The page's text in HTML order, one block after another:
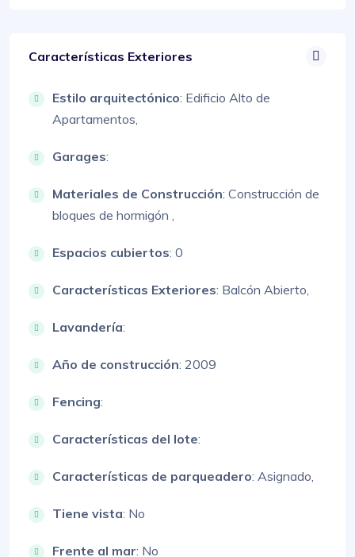
Características Exteriores
Estilo arquitectónico: Edificio Alto de
Apartamentos,
Garages:
Materiales de Construcción: Construcción de
bloques de hormigón ,
Espacios cubiertos: 0
Características Exteriores: Balcón Abierto,
Lavandería:
Año de construcción: 2009
Fencing:
Características del lote:
Características de parqueadero: Asignado,
Tiene vista: No
Frente al mar: No